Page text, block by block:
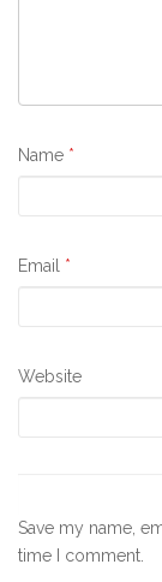
Name *
Email *
Website
Save my name,
time I comment.